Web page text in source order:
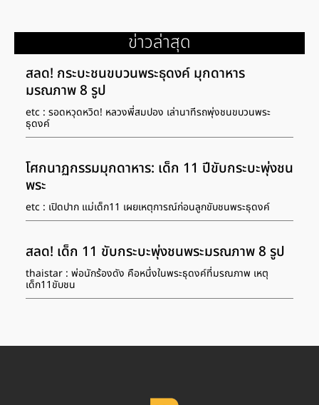
ข่าวล่าสุด
สลด! กระบะชนขบวนพระธุดงค์ มุกดาหาร
มรณภาพ 8 รูป
etc : รอดหวุดหวิด! หลวงพี่สมปอง เล่านาทีรถพุ่งชนขบวนพระ
ธุดงค์
โศกนาฏกรรมมุกดาหาร: เด็ก 11 ปีขับกระบะพุ่งชน
พระ
etc : เปิดปาก แม่เด็ก11 เผยเหตุการณ์ก่อนลูกขับชนพระธุดงค์
สลด! เด็ก 11 ขับกระบะพุ่งชนพระมรณภาพ 8 รูป
thaistar : พ่อนักร้องดัง คือหนึ่งในพระธุดงค์ที่มรณภาพ เหตุ
เด็ก11ขับชน